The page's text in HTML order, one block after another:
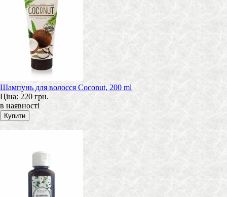
Шампунь для волосся Coconut, 200 ml
Ціна: 220 грн.
в наявності